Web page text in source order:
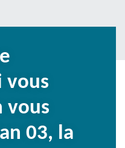
vous
vous
03, la